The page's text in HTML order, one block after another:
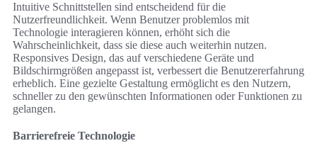
Intuitive Schnittstellen sind entscheidend für die
Nutzerfreundlichkeit. Wenn Benutzer problemlos mit
Technologie interagieren können, erhöht sich die
Wahrscheinlichkeit, dass sie diese auch weiterhin nutzen.
Responsives Design, das auf verschiedene Geräte und
Bildschirmgrößen angepasst ist, verbessert die Benutzererfahrung
erheblich. Eine gezielte Gestaltung ermöglicht es den Nutzern,
schneller zu den gewünschten Informationen oder Funktionen zu
gelangen.
Barrierefreie Technologie